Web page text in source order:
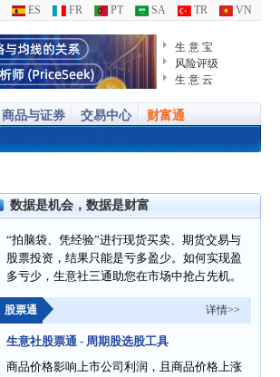
ES FR PT SA TR VN
生 意 宝
风险评级
生 意 云
商品与证券 交易中心 财富通
数据是机会，数据是财富
“拍脑袋、凭经验”进行现货买卖、期货交易与
股票投资，结果只能是亏多盈少。如何实现盈
多亏少，生意社三通助您在市场中抢占先机。
股票通 详情>>
生意社股票通 - 周期股选股工具
商品价格影响上市公司利润，且商品价格上涨